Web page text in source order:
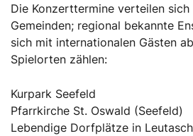
Die Konzerttermine verteilen
Gemeinden; regional bekannte
sich mit internationalen Gästen
Spielorten zählen:
Kurpark Seefeld
Pfarrkirche St. Oswald (Seefeld)
Lebendige Dorfplätze in Leutasch